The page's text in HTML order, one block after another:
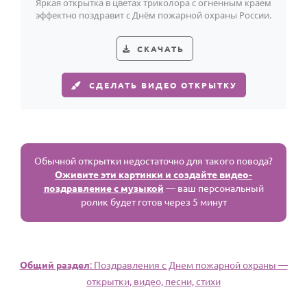
Яркая открытка в цветах триколора с огненным краем
эффектно поздравит с Днём пожарной охраны России.
СКАЧАТЬ
СДЕЛАТЬ ВИДЕО ОТКРЫТКУ
Обычной открытки недостаточно для такого повода?
Оживите эти картинки и создайте видео-
поздравление с музыкой — ваш персональный
ролик будет готов через 5 минут
Общий раздел: Поздравления с Днем пожарной охраны —
открытки, видео, песни, стихи